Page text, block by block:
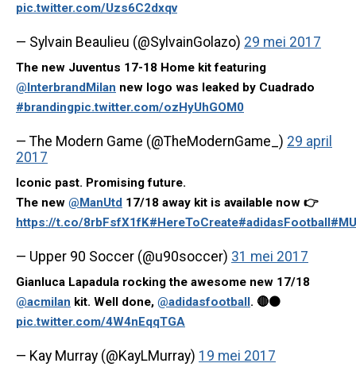
pic.twitter.com/Uzs6C2dxqv
— Sylvain Beaulieu (@SylvainGolazo) 29 mei 2017
The new Juventus 17-18 Home kit featuring
@InterbrandMilan new logo was leaked by Cuadrado
#brandingpic.twitter.com/ozHyUhGOM0
— The Modern Game (@TheModernGame_) 29 april
2017
Iconic past. Promising future.
The new @ManUtd 17/18 away kit is available now 👉
https://t.co/8rbFsfX1fK#HereToCreate#adidasFootball
— Upper 90 Soccer (@u90soccer) 31 mei 2017
Gianluca Lapadula rocking the awesome new 17/18
@acmilan kit. Well done, @adidasfootball. 🔴⚫️
pic.twitter.com/4W4nEqqTGA
— Kay Murray (@KayLMurray) 19 mei 2017